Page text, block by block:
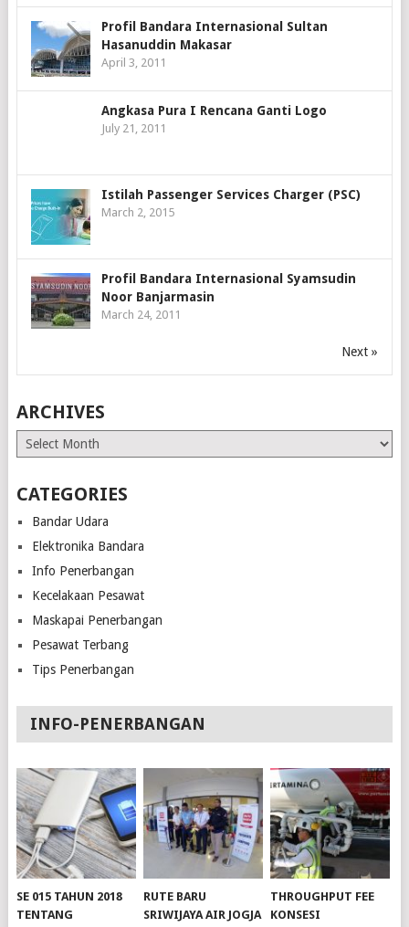
Profil Bandara Internasional Sultan
Hasanuddin Makasar
April 3, 2011
Angkasa Pura I Rencana Ganti Logo
July 21, 2011
Istilah Passenger Services Charger (PSC)
March 2, 2015
Profil Bandara Internasional Syamsudin
Noor Banjarmasin
March 24, 2011
Next »
ARCHIVES
Archives
CATEGORIES
Bandar Udara
Elektronika Bandara
Info Penerbangan
Kecelakaan Pesawat
Maskapai Penerbangan
Pesawat Terbang
Tips Penerbangan
INFO-PENERBANGAN
SE 015 TAHUN 2018
TENTANG
RUTE BARU
SRIWIJAYA AIR JOGJA
THROUGHPUT FEE
KONSESI